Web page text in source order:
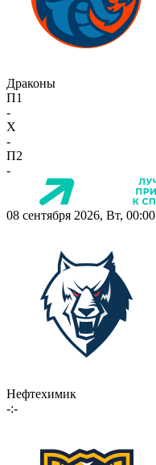
Драконы
П1
-
X
-
П2
-
08 сентября 2026, Вт, 00:00
Нефтехимик
-:-